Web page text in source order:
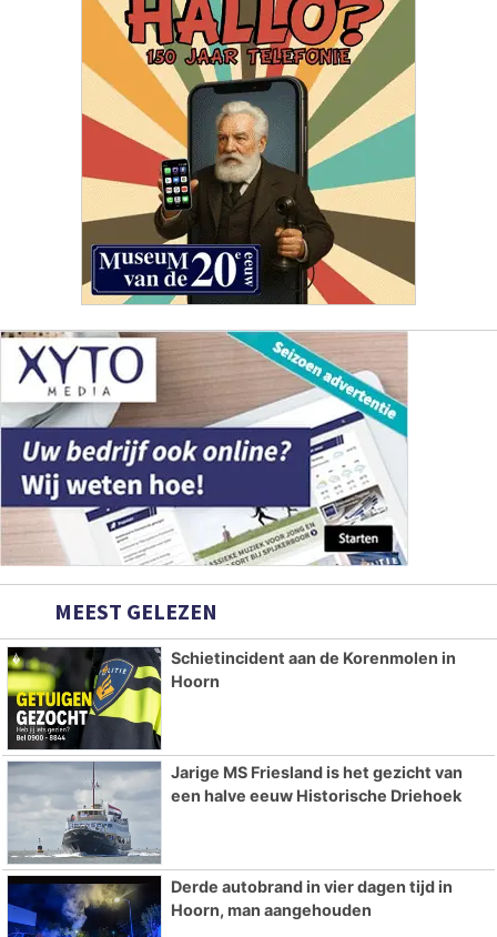
MEEST GELEZEN
Schietincident aan de Korenmolen in
Hoorn
Jarige MS Friesland is het gezicht van
een halve eeuw Historische Driehoek
Derde autobrand in vier dagen tijd in
Hoorn, man aangehouden